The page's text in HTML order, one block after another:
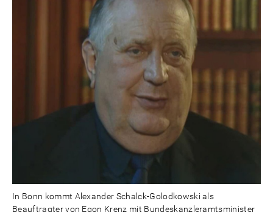
In Bonn kommt Alexander Schalck-Golodkowski als
Beauftragter von Egon Krenz mit Bundeskanzleramtsminister